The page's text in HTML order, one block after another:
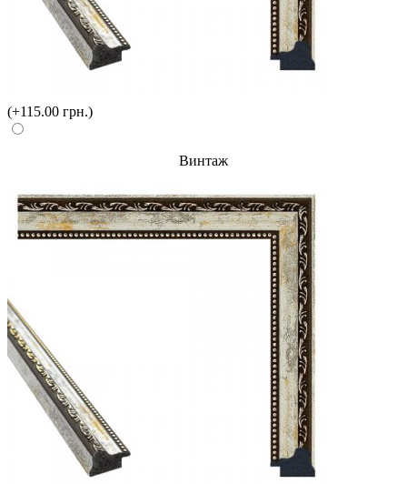
(+115.00 грн.)
Винтаж